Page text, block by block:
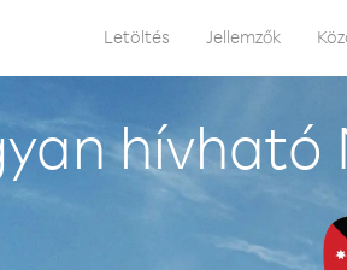
Letöltés Jellemzők
hívható